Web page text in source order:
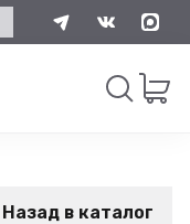
Назад в каталог